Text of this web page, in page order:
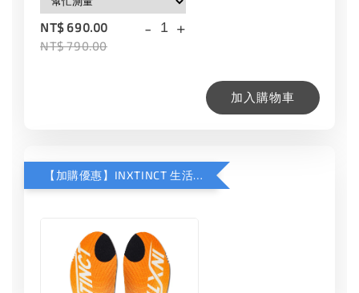
NT$ 690.00
NT$ 790.00
- +
加入購物車
【加購優惠】INXTINCT 生活日用鞋墊